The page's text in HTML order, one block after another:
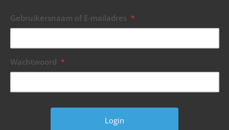
Gebruikersnaam of E-mailadres *
Wachtwoord *